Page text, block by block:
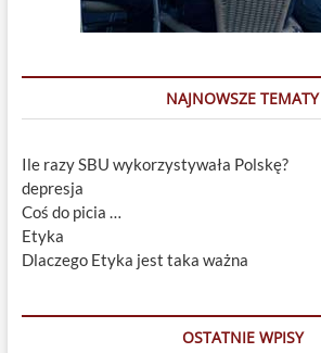
NAJNOWSZE TEMATY
Ile razy SBU wykorzystywała Polskę?
depresja
Coś do picia …
Etyka
Dlaczego Etyka jest taka ważna
OSTATNIE WPISY